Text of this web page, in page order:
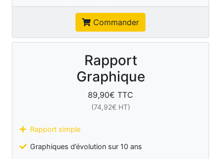
Commander
Rapport
Graphique
89,90€ TTC
(74,92€ HT)
Rapport simple
Graphiques d’évolution sur 10 ans